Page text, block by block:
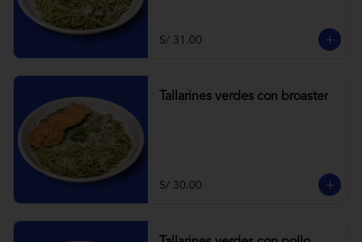
S/ 31.00
Tallarines verdes con broaster
S/ 30.00